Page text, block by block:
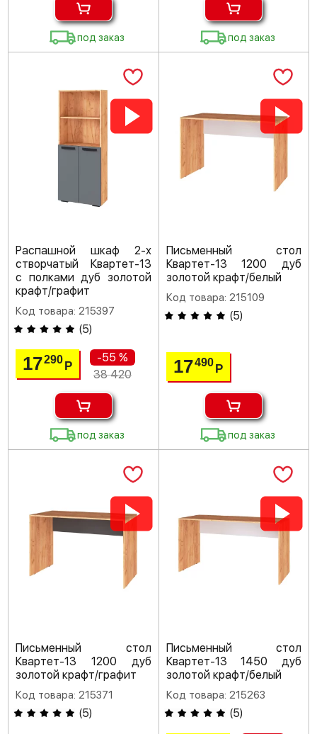
под заказ под заказ
Распашной шкаф 2-х
створчатый Квартет-13
с полками дуб золотой
крафт/графит
Код товара: 215397
(5)
17290Р
-55 %
38 420
под заказ
Письменный стол
Квартет-13 1200 дуб
золотой крафт/белый
Код товара: 215109
(5)
17490 Р
под заказ
Письменный стол
Квартет-13 1200 дуб
золотой крафт/графит
Код товара: 215371
(5)
Письменный стол
Квартет-13 1450 дуб
золотой крафт/белый
Код товара: 215263
(5)